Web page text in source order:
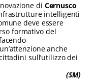
di Cernusco
intelligenti
deve essere
formativo del
anche
sull’utilizzo dei
(SM)